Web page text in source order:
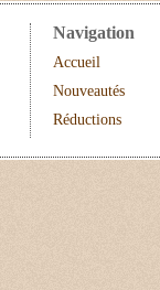
Navigation
Accueil
Nouveautés
Réductions